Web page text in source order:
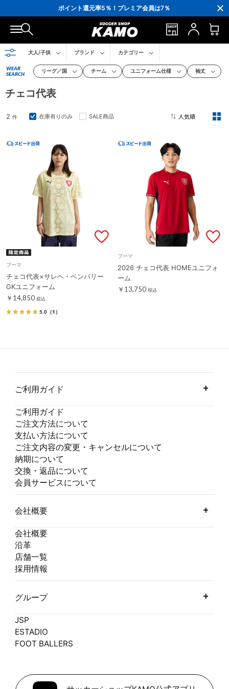
ポイント還元率5％！プレミア会員は7％
会員の方にはお誕生月に「10％OFFクーポン」プレゼント！
16,000円(税込)以上でシューズケースプレゼント！
3,300円(税込)以上で送料無料！
大人/子供 ブランド カテゴリー
WEAR
SEARCH
リーグ／国 チーム ユニフォーム仕様 袖丈
チェコ代表
2 件 在庫有りのみ SALE商品
プーマ
チェコ代表×サレヘ・ベンバリー
GKユニフォーム
￥14,850 税込
5.0 （1）
プーマ
2026 チェコ代表 HOMEユニフォ
ーム
￥13,750 税込
ご利用ガイド
ご利用ガイド
ご注文方法について
支払い方法について
ご注文内容の変更・キャンセルについて
納期について
交換・返品について
会員サービスについて
会社概要
会社概要
沿革
店舗一覧
採用情報
グループ
JSP
ESTADIO
FOOT BALLERS